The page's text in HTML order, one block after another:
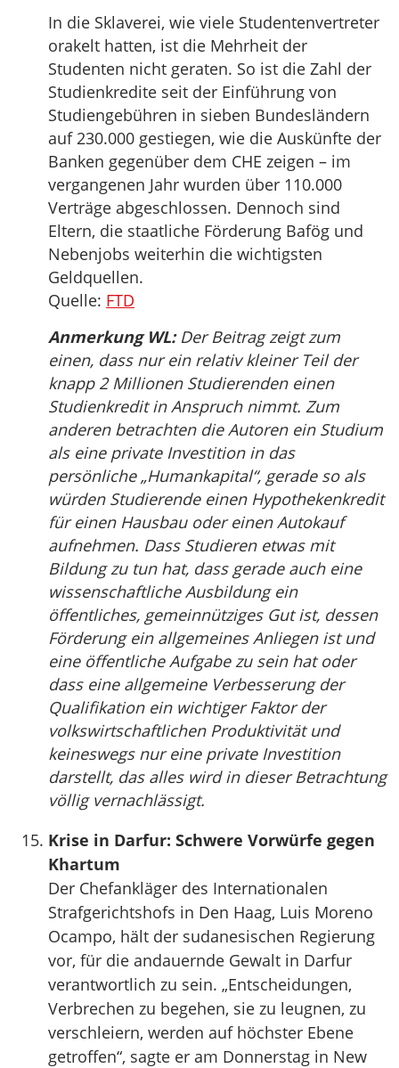
In die Sklaverei, wie viele Studentenvertreter
orakelt hatten, ist die Mehrheit der
Studenten nicht geraten. So ist die Zahl der
Studienkredite seit der Einführung von
Studiengebühren in sieben Bundesländern
auf 230.000 gestiegen, wie die Auskünfte der
Banken gegenüber dem CHE zeigen – im
vergangenen Jahr wurden über 110.000
Verträge abgeschlossen. Dennoch sind
Eltern, die staatliche Förderung Bafög und
Nebenjobs weiterhin die wichtigsten
Geldquellen.
Quelle: FTD
Anmerkung WL:Der Beitrag zeigt zum
einen, dass nur ein relativ kleiner Teil der
knapp 2 Millionen Studierenden einen
Studienkredit in Anspruch nimmt. Zum
anderen betrachten die Autoren ein Studium
als eine private Investition in das
persönliche „Humankapital“, gerade so als
würden Studierende einen Hypothekenkredit
für einen Hausbau oder einen Autokauf
aufnehmen. Dass Studieren etwas mit
Bildung zu tun hat, dass gerade auch eine
wissenschaftliche Ausbildung ein
öffentliches, gemeinnütziges Gut ist, dessen
Förderung ein allgemeines Anliegen ist und
eine öffentliche Aufgabe zu sein hat oder
dass eine allgemeine Verbesserung der
Qualifikation ein wichtiger Faktor der
volkswirtschaftlichen Produktivität und
keineswegs nur eine private Investition
darstellt, das alles wird in dieser Betrachtung
völlig vernachlässigt.
Krise in Darfur: Schwere Vorwürfe gegen
Khartum
Der Chefankläger des Internationalen
Strafgerichtshofs in Den Haag, Luis Moreno
Ocampo, hält der sudanesischen Regierung
vor, für die andauernde Gewalt in Darfur
verantwortlich zu sein. „Entscheidungen,
Verbrechen zu begehen, sie zu leugnen, zu
verschleiern, werden auf höchster Ebene
getroffen“, sagte er am Donnerstag in New